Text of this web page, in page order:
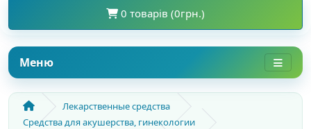
0 товарів (0грн.)
Меню
Лекарственные средства
Средства для акушерства, гинекологии